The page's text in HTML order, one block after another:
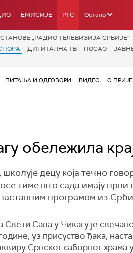
ЕМИСИЈЕ РТС Остало
„РАДИО-ТЕЛЕВИЗИЈА СРБИЈЕ“
ДИГИТАЛНА ТВ ПОСАО
ПИТАЊА И ОДГОВОРИ ВИДЕО О
обележила
децу која течно
тиме што сада имају први
програмом из
Свети Сава у Чикагу је
уз присуство ђака,
Српског саборног храма